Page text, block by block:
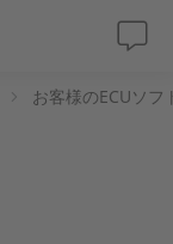
お客様のECUソ